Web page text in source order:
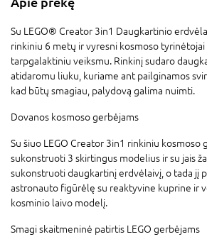
Su LEGO® Creator 3in1 Daugkartinio
rinkiniu 6 metų ir vyresni kosmoso
tarpgalaktiniu veiksmu. Rinkinį sudaro
atidaromu liuku, kuriame ant pailginamos
kad būtų smagiau, palydovą galima nuimti.
Dovanos kosmoso gerbėjams
Su šiuo LEGO Creator 3in1 rinkiniu kosmoso
sukonstruoti 3 skirtingus modelius ir su jais
sukonstruoti daugkartinį erdvėlaivį, o tada jį
astronauto figūrėlę su reaktyvine kuprine ir
kosminio laivo modelį.
Smagi skaitmeninė patirtis LEGO gerbėjams